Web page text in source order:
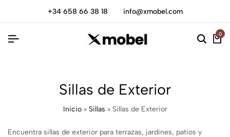
+34 658 66 38 18 info@xmobel.com
0
Sillas de Exterior
Inicio» Sillas » Sillas de Exterior
Encuentra sillas de exterior para terrazas, jardines, patios y